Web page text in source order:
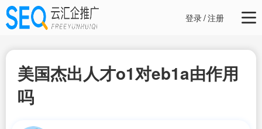
登录/注册
美国杰出人才o1对eb1a由作用
吗